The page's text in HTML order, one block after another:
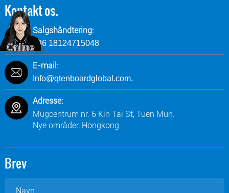
Kontakt os.
Salgshåndtering:
+86 18124715048
E-mail:
Info@qtenboardglobal.com.
Adresse:
Mugcentrum nr. 6 Kin Tai St, Tuen Mun.
Nye områder, Hongkong.
Brev